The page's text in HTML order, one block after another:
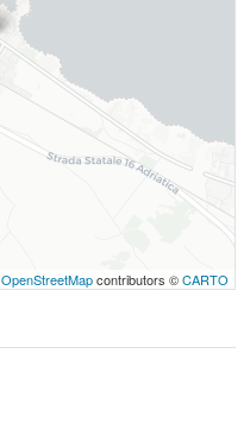
OpenStreetMapcontributors ©CARTO